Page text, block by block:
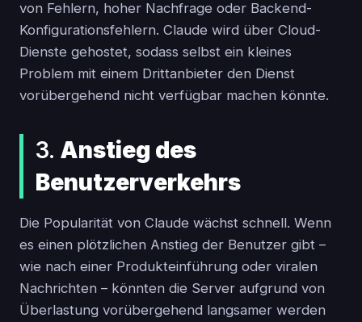
von Fehlern, hoher Nachfrage oder Backend-
Konfigurationsfehlern. Claude wird über Cloud-
Dienste gehostet, sodass selbst ein kleines
Problem mit einem Drittanbieter den Dienst
vorübergehend nicht verfügbar machen könnte.
3. Anstieg des
Benutzerverkehrs
Die Popularität von Claude wächst schnell. Wenn
es einen plötzlichen Anstieg der Benutzer gibt –
wie nach einer Produkteinführung oder viralen
Nachrichten – könnten die Server aufgrund von
Überlastung vorübergehend langsamer werden